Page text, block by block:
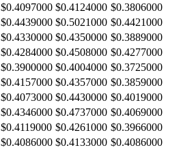
$0.4097000 $0.4124000 $0.3806000
$0.4439000 $0.5021000 $0.4421000
$0.4330000 $0.4350000 $0.3889000
$0.4284000 $0.4508000 $0.4277000
$0.3900000 $0.4004000 $0.3725000
$0.4157000 $0.4357000 $0.3859000
$0.4073000 $0.4430000 $0.4019000
$0.4346000 $0.4737000 $0.4069000
$0.4119000 $0.4261000 $0.3966000
$0.4086000 $0.4133000 $0.4086000